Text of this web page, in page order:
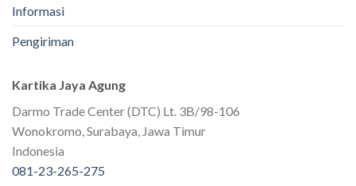
Informasi
Pengiriman
Kartika Jaya Agung
Darmo Trade Center (DTC) Lt. 3B/98-106
Wonokromo, Surabaya, Jawa Timur
Indonesia
081-23-265-275